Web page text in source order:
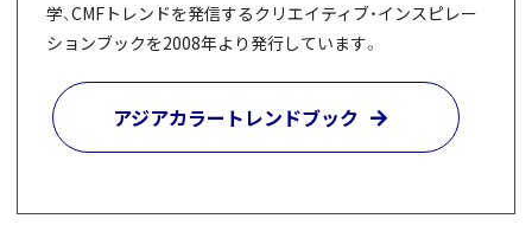
学、CMFトレンドを発信するクリエイティブ・インスピレー
ションブックを2008年より発行しています。
アジアカラートレンドブック